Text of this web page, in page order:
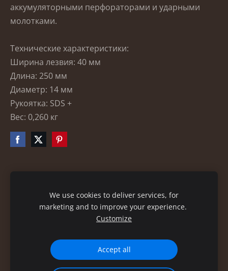
аккумуляторными перфораторами и ударными
молотками.
Технические характеристики:
Ширина лезвия: 40 мм
Длина: 250 мм
Диаметр: 14 мм
Рукоятка: SDS +
Вес: 0,260 кг
We use cookies to deliver services, for
marketing and to improve your experience.
Customize
Accept all